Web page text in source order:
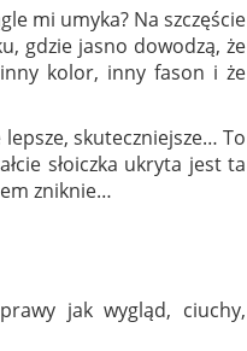
mi umyka? Na szczęście
gdzie jasno dowodzą, że
kolor, inny fason i że
skuteczniejsze… To
słoiczka ukryta jest ta
zniknie…
jak wygląd, ciuchy,